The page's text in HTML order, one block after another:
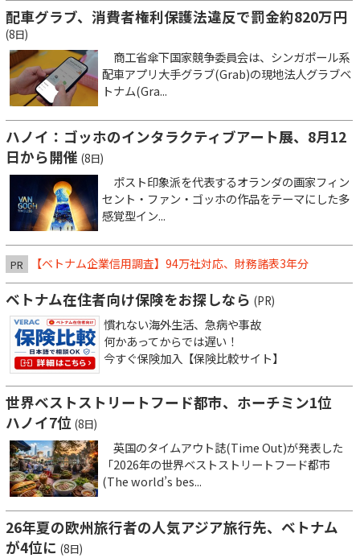
配車グラブ、消費者権利保護法違反で罰金約820万円
(8日)
商工省傘下国家競争委員会は、シンガポール系
配車アプリ大手グラブ(Grab)の現地法人グラブベ
トナム(Gra...
ハノイ：ゴッホのインタラクティブアート展、8月12
日から開催 (8日)
ポスト印象派を代表するオランダの画家フィン
セント・ファン・ゴッホの作品をテーマにした多
感覚型イン...
PR 【ベトナム企業信用調査】94万社対応、財務諸表3年分
ベトナム在住者向け保険をお探しなら (PR)
慣れない海外生活、急病や事故
何かあってからでは遅い！
今すぐ保険加入【保険比較サイト】
世界ベストストリートフード都市、ホーチミン1位
ハノイ7位 (8日)
英国のタイムアウト誌(Time Out)が発表した
「2026年の世界ベストストリートフード都市
(The world’s bes...
26年夏の欧州旅行者の人気アジア旅行先、ベトナム
が4位に (8日)